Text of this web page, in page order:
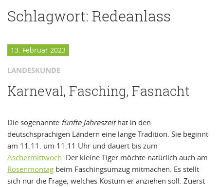
Schlagwort: Redeanlass
13. Februar 2023
LANDESKUNDE
Karneval, Fasching, Fasnacht
Die sogenannte fünfte Jahreszeithat in den
deutschsprachigen Ländern eine lange Tradition. Sie beginnt
am 11.11. um 11.11 Uhr und dauert bis zum
Aschermittwoch . Der kleine Tiger möchte natürlich auch am
Rosenmontag beim Faschingsumzug mitmachen. Es stellt
sich nur die Frage, welches Kostüm er anziehen soll. Zuerst